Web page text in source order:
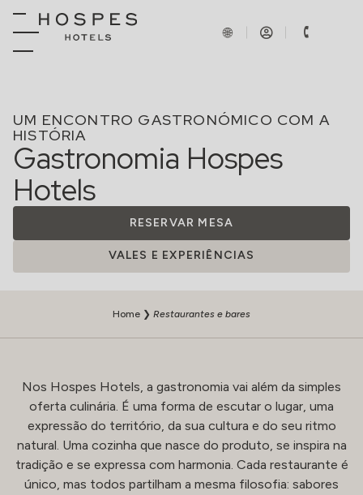
UM ENCONTRO GASTRONÓMICO COM A
HISTÓRIA
Gastronomia Hospes
Hotels
RESERVAR MESA
VALES E EXPERIÊNCIAS
Home ❯ Restaurantes e bares
Nos Hospes Hotels, a gastronomia vai além da simples
oferta culinária. É uma forma de escutar o lugar, uma
expressão do território, da sua cultura e do seu ritmo
natural. Uma cozinha que nasce do produto, se inspira na
tradição e se expressa com harmonia. Cada restaurante é
único, mas todos partilham a mesma filosofia: sabores